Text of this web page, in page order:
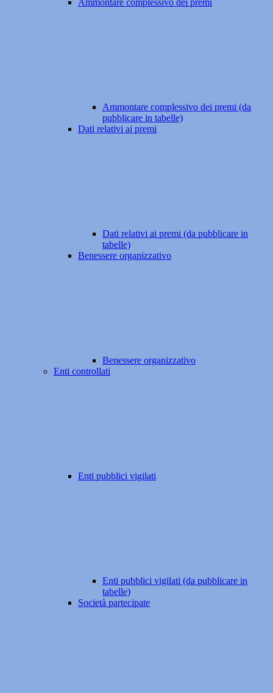
Ammontare complessivo dei premi
Ammontare complessivo dei premi (da
pubblicare in tabelle)
Dati relativi ai premi
Dati relativi ai premi (da pubblicare in
tabelle)
Benessere organizzativo
Benessere organizzativo
Enti controllati
Enti pubblici vigilati
Enti pubblici vigilati (da pubblicare in
tabelle)
Società partecipate